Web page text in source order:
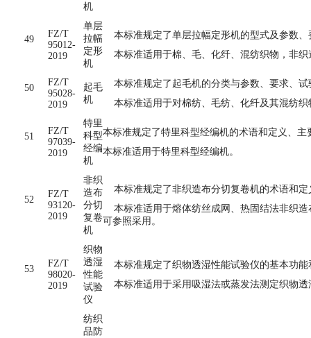
机
49
FZ/T
95012-
2019
单层
拉幅
定形
机
本标准规定了单层拉幅定形机的型式及参数
本标准适用于棉、毛、化纤、混纺织物，非织
50
FZ/T
95028-
2019
起毛
机
本标准规定了起毛机的分类与参数、要求、
本标准适用于对棉纺、毛纺、化纤及其混纺织
51
FZ/T
97039-
2019
特里
科型
经编
机
本标准规定了特里科型经编机的术语和定义、
本标准适用于特里科型经编机。
52
FZ/T
93120-
2019
非织
造布
分切
复卷
机
本标准规定了非织造布分切复卷机的术语和定
本标准适用于熔体纺丝成网、热固结法非织造
可参照采用。
53
FZ/T
98020-
2019
织物
透湿
性能
试验
仪
本标准规定了织物透湿性能试验仪的基本功
本标准适用于采用吸湿法或蒸发法测定织物透
纺织
品防